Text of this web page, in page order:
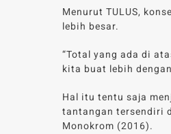
Menurut TULUS,
lebih besar.
“Total yang ada di
kita buat lebih
Hal itu tentu saja
tantangan tersendiri
Monokrom (2016).